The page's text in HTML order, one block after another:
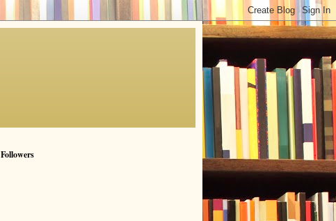
Followers